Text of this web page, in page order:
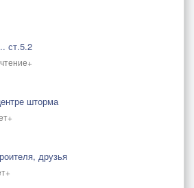
ст.5.2
шторма
друзья